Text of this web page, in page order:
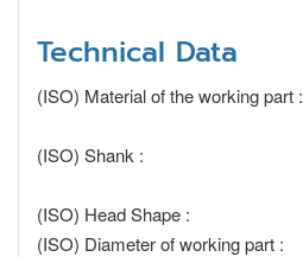
Technical Data
(ISO) Material of the working part :
(ISO) Shank :
(ISO) Head Shape :
(ISO) Diameter of working part :